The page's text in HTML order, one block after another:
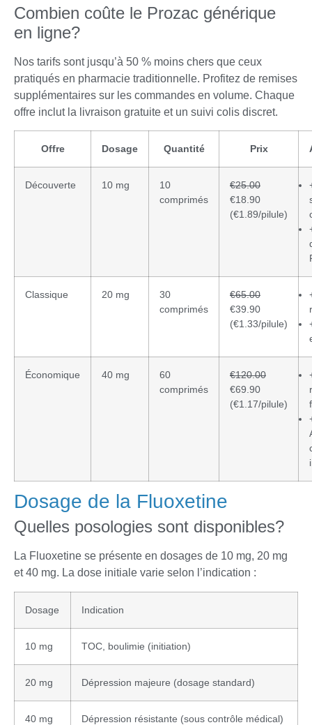
Combien coûte le Prozac générique
en ligne?
Nos tarifs sont jusqu’à 50 % moins chers que ceux
pratiqués en pharmacie traditionnelle. Profitez de remises
supplémentaires sur les commandes en volume. Chaque
offre inclut la livraison gratuite et un suivi colis discret.
Offre Dosage Quantité Prix
Découverte 10 mg
10
comprimés
€25.00
€18.90
(€1.89/pilule)
Classique 20 mg
30
comprimés
€65.00
€39.90
(€1.33/pilule)
Économique 40 mg
60
comprimés
€120.00
€69.90
(€1.17/pilule)
Dosage de la Fluoxetine
Quelles posologies sont disponibles?
La Fluoxetine se présente en dosages de 10 mg, 20 mg
et 40 mg. La dose initiale varie selon l’indication :
Dosage Indication
10 mg TOC, boulimie (initiation)
20 mg Dépression majeure (dosage standard)
40 mg Dépression résistante (sous contrôle médical)